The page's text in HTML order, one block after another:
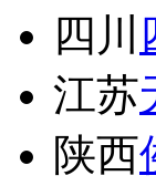
四川
江苏
陕西